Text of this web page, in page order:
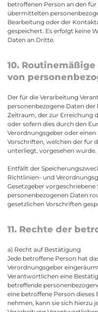
betroffenen Person an den
übermittelten
Bearbeitung oder der
gespeichert. Es erfolgt keine
Daten an Dritte.
10.
von
Der für die Verarbeitung
personenbezogene Daten
Zeitraum, der zur Erreichung
oder sofern dies durch den
Verordnungsgeber oder einen
Vorschriften, welchen der für
unterliegt, vorgesehen wurde.
Entfällt der
Richtlinien- und
Gesetzgeber
personenbezogenen Daten
gesetzlichen Vorschriften
11. Rechte der
a) Recht auf Bestätigung
Jede betroffene Person hat
Verordnungsgeber
Verantwortlichen eine
betreffende
eine betroffene Person
nehmen, kann sie sich hierzu